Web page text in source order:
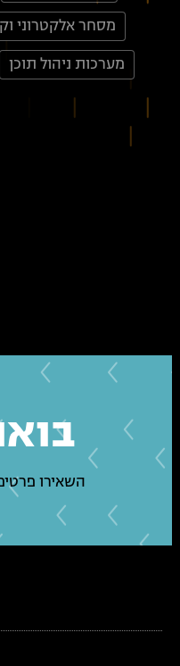
מסחר אלקטרוני
מערכות ניהול תוכן
השאירו